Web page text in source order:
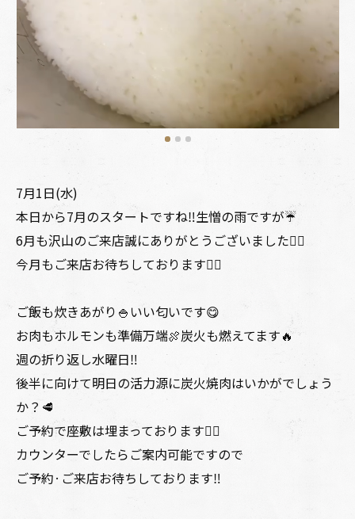
7月1日(水)
本日から7月のスタートですね‼️生憎の雨ですが☔️
6月も沢山のご来店誠にありがとうございました🙇‍♂️
今月もご来店お待ちしております🙇‍♂️
ご飯も炊きあがり🍚いい匂いです😋
お肉もホルモンも準備万端🍖炭火も燃えてます🔥
週の折り返し水曜日‼️
後半に向けて明日の活力源に炭火焼肉はいかがでしょう
か？🥩
ご予約で座敷は埋まっております🙇‍♂️
カウンターでしたらご案内可能ですので
ご予約·ご来店お待ちしております‼️